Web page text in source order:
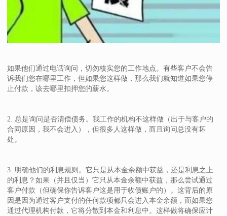
如果他们通过电话询问，切勿核实您的工作地点。有些客户不会告
诉我们您在哪里工作，但如果您这样做，那么我们就知道如果您停
止付款，该去哪里扣押您的薪水。
2. 总是询问是否清偿债务。我工作的机构不这样做（出于与客户的
合同原因，我不会进入），但很多人这样做，而且询问总没有坏
处。
3. 明确他们的利息规则。它只是从本金余额中获益，还是利息之上
的利息？如果（并且仅当）它只从本金余额中获益，那么尝试通过
客户付款（但确保你告诉客户这是用于收债账户的）。这背后的原
因是因为通过客户支付的任何款项都只会进入本金余额，而如果您
通过代理机构付款，它将分散到本金和利息中。这样做将确保应计